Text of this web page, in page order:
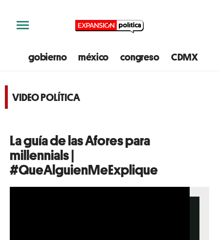
gobierno méxico congreso CDMX
VIDEO POLÍTICA
La guía de las Afores para
millennials |
#QueAlguienMeExplique